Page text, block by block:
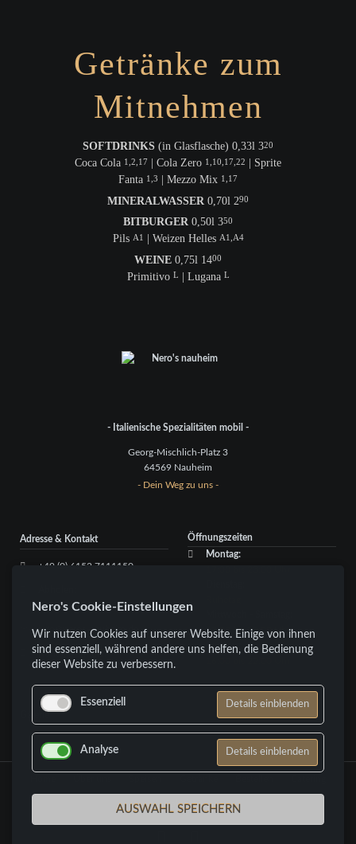
Getränke zum
Mitnehmen
SOFTDRINKS (in Glasflasche) 0,33l 320
Coca Cola 1,2,17 | Cola Zero 1,10,17,22
| Sprite
Fanta 1,3 | Mezzo Mix 1,17
MINERALWASSER 0,70l 290
BITBURGER 0,50l 350
Pils A1 | Weizen Helles A1,A4
WEINE 0,75l 1400
Primitivo L | Lugana L
- Italienische Spezialitäten mobil -
Georg-Mischlich-Platz 3
64569 Nauheim
- Dein Weg zu uns -
Adresse & Kontakt
+49 (0) 6152 7111150
+49 (0) 6152 660607
info@neros-nauheim.de
Kontaktformular
Öffnungszeiten
Montag:
17:00 bis 23:00 Uhr
Sonntag:
Galerie
Navigation
Galerie
Nero's Cookie-Einstellungen
Wir nutzen Cookies auf unserer Website. Einige von ihnen
sind essenziell, während andere uns helfen, die Bedienung
dieser Website zu verbessern.
Essenziell Details einblenden
Analyse Details einblenden
AUSWAHL SPEICHERN